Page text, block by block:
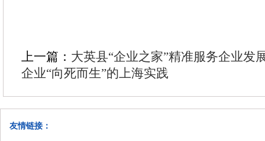
上一篇： 大英县“企业之家”精准服务企业发
企业“向死而生”的上海实践
友情链接：